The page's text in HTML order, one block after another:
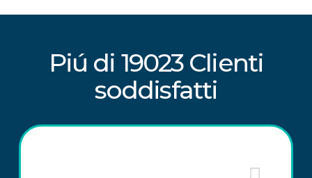
Piú di 19023 Clienti
soddisfatti